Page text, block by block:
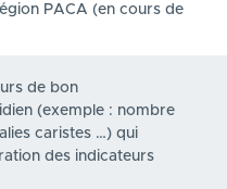
PACA (en cours de
de bon
(exemple : nombre
caristes …) qui
des indicateurs